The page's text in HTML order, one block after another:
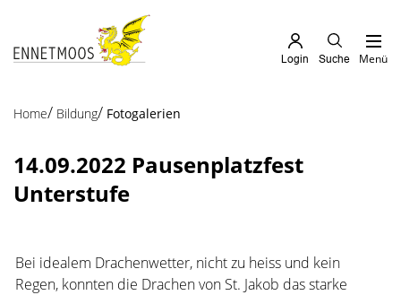
zur Startseite
Direkt zur Hauptnavigation
Direkt zum Inhalt
Direkt zur Suche
Direkt zum Stichwortverzeichnis
Menü
Suche
Login
Home Bildung Fotogalerien
14.09.2022 Pausenplatzfest
Unterstufe
Bei idealem Drachenwetter, nicht zu heiss und kein
Regen, konnten die Drachen von St. Jakob das starke